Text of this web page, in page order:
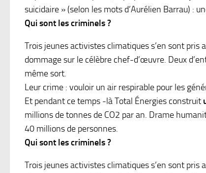
suicidaire » (selon les mots d’Aurélien Barrau) :
Qui sont les criminels ?
Trois jeunes activistes climatiques s’en sont pris
dommage sur le célèbre chef-d’œuvre. Deux
même sort.
Leur crime : vouloir un air respirable pour les
Et pendant ce temps -là Total Énergies construit
millions de tonnes de CO2 par an. Drame
40 millions de personnes.
Qui sont les criminels ?
Trois jeunes activistes climatiques s’en sont pris